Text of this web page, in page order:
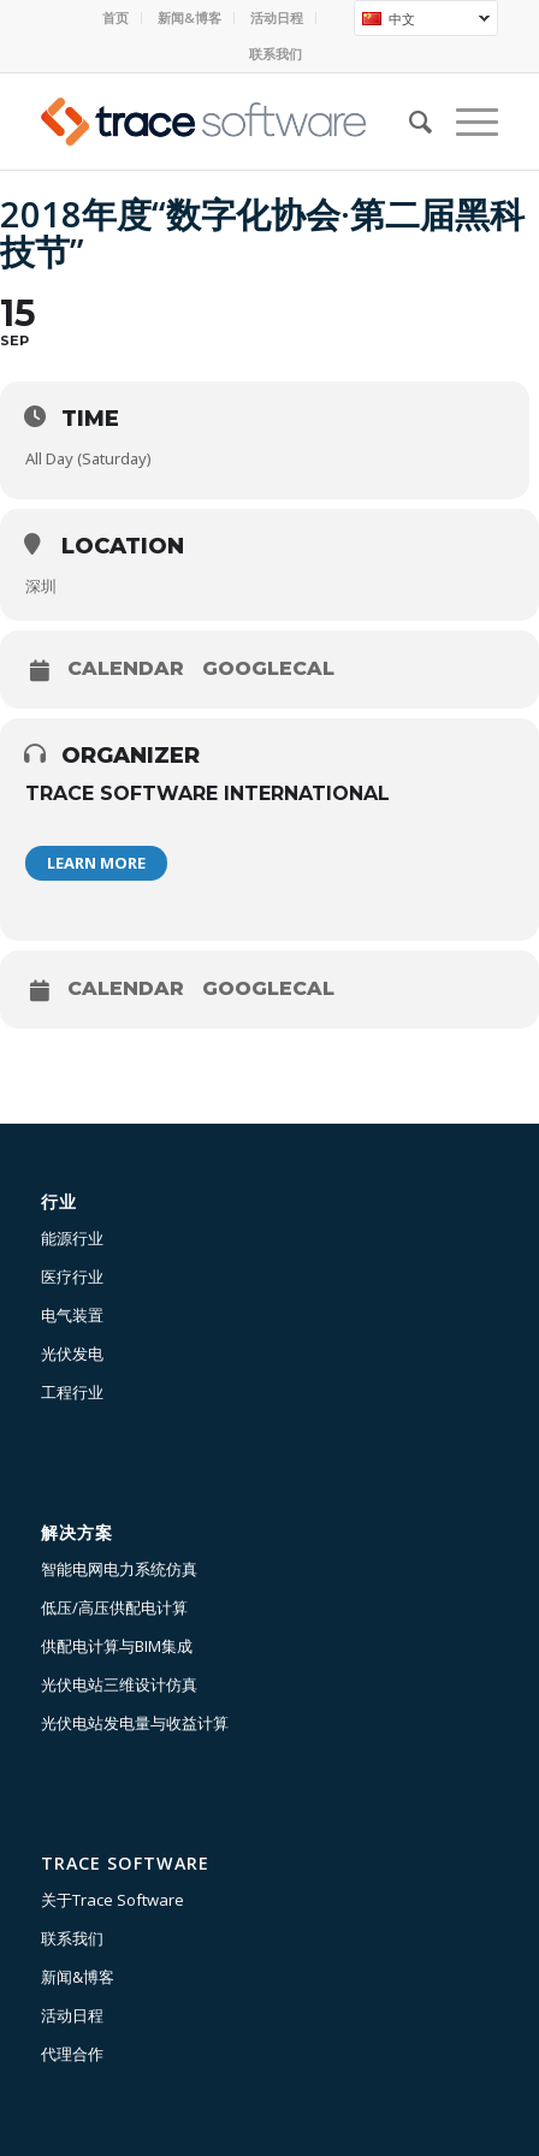
中文
首页 新闻&博客
活动日程
联系我们
2018年度“数字化协会·第二届黑科
技节”
15
SEP
TIME
All Day (Saturday)
LOCATION
深圳
CALENDAR GOOGLECAL
ORGANIZER
TRACE SOFTWARE INTERNATIONAL
LEARN MORE
CALENDAR GOOGLECAL
行业
能源行业
医疗行业
电气装置
光伏发电
工程行业
解决方案
智能电网电力系统仿真
低压/高压供配电计算
供配电计算与BIM集成
光伏电站三维设计仿真
光伏电站发电量与收益计算
TRACE SOFTWARE
关于Trace Software
联系我们
新闻&博客
活动日程
代理合作